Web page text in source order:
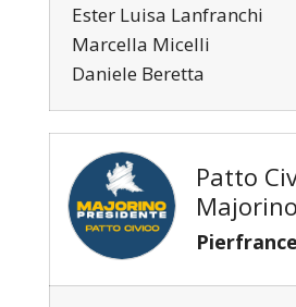
Ester Luisa Lanfranchi
Marcella Micelli
Daniele Beretta
Patto